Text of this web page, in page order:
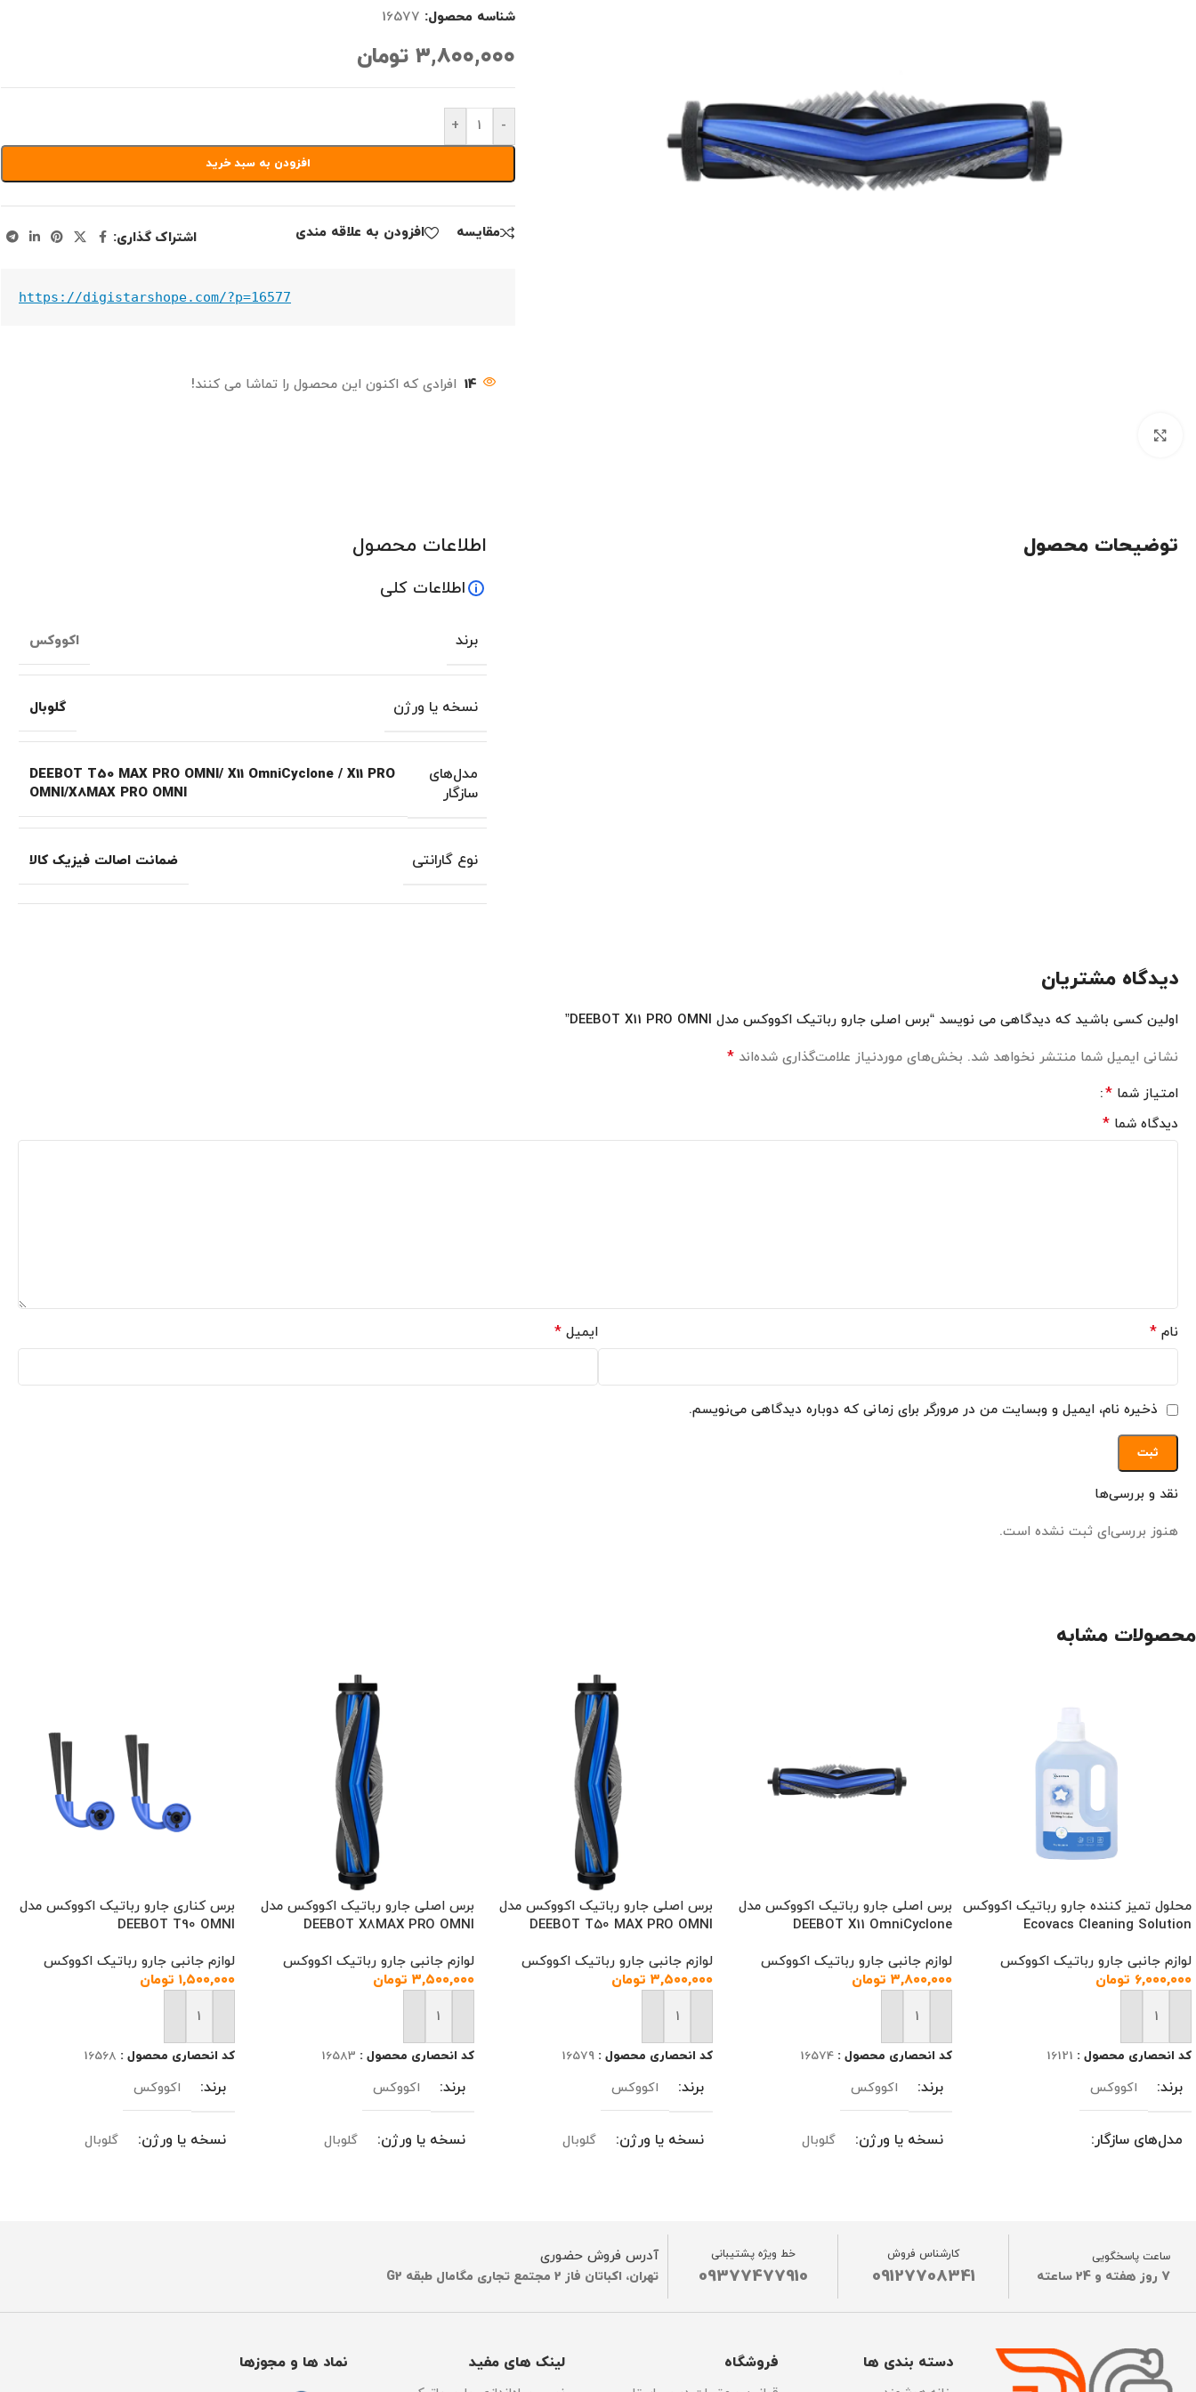
شناسه محصول: 16577
۳,۸۰۰,۰۰۰ تومان
-
+
افزودن به سبد خرید
مقايسه افزودن به علاقه مندی اشتراک گذاری:
https://digistarshope.com/?p=16577
14 افرادی که اکنون این محصول را تماشا می کنند!
توضیحات محصول اطلاعات محصول
اطلاعات کلی
برند اکووکس
نسخه یا ورژن گلوبال
مدل‌های
سازگار
DEEBOT T50 MAX PRO OMNI/ X11 OmniCyclone / X11 PRO
OMNI/X8MAX PRO OMNI
نوع گارانتی ضمانت اصالت فیزیک کالا
دیدگاه مشتریان
نقد و بررسی‌ها
هنوز بررسی‌ای ثبت نشده است.
اولین کسی باشید که دیدگاهی می نویسد “برس اصلی جارو رباتیک اکووکس مدل DEEBOT X11 PRO OMNI”
نشانی ایمیل شما منتشر نخواهد شد. بخش‌های موردنیاز علامت‌گذاری شده‌اند *
امتیاز شما *
دیدگاه شما *
نام * ایمیل *
ذخیره نام، ایمیل و وبسایت من در مرورگر برای زمانی که دوباره دیدگاهی می‌نویسم.
محصولات مشابه
محلول تمیز کننده جارو رباتیک اکووکس
Ecovacs Cleaning Solution
لوازم جانبی جارو رباتیک اکووکس
۶,۰۰۰,۰۰۰ تومان
افزودن به سبد خرید
کد انحصاری محصول : 16121
برند اکووکس
مدل‌های سازگار
ظرفیت 1 لیتر
نوع گارانتی
برس اصلی جارو رباتیک اکووکس مدل
DEEBOT X11 OmniCyclone
لوازم جانبی جارو رباتیک اکووکس
۳,۸۰۰,۰۰۰ تومان
افزودن به سبد خرید
کد انحصاری محصول : 16574
برند اکووکس
نسخه یا ورژن گلوبال
DEEBOT T50 MAX PRO OMNI/ X11
OmniCyclone / X11 PRO
OMNI/X8MAX PRO OMNI
ضمانت اصالت فیزیک کالا
برس اصلی جارو رباتیک اکووکس مدل
DEEBOT T50 MAX PRO OMNI
لوازم جانبی جارو رباتیک اکووکس
۳,۵۰۰,۰۰۰ تومان
افزودن به سبد خرید
کد انحصاری محصول : 16579
برند اکووکس
نسخه یا ورژن گلوبال
DEEBOT T50 MAX PRO OMNI/ X11
OmniCyclone / X11 PRO
OMNI/X8MAX PRO OMNI
ضمانت اصالت فیزیک کالا
برس اصلی جارو رباتیک اکووکس مدل
DEEBOT X8MAX PRO OMNI
لوازم جانبی جارو رباتیک اکووکس
۳,۵۰۰,۰۰۰ تومان
افزودن به سبد خرید
کد انحصاری محصول : 16583
برند اکووکس
نسخه یا ورژن گلوبال
OMNI/X8MAX PRO OMNI
ضمانت اصالت فیزیک کالا
برس کناری جارو رباتیک اکووکس مدل
DEEBOT T90 OMNI
لوازم جانبی جارو رباتیک اکووکس
۱,۵۰۰,۰۰۰ تومان
افزودن به سبد خرید
کد انحصاری محصول : 16568
برند اکووکس
نسخه یا ورژن گلوبال
ساعت پاسخگویی
7 روز هفته و 24 ساعته
کارشناس فروش
09127708341
خط ویژه پشتیبانی
09377477910
آدرس فروش حضوری
تهران، اکباتان فاز 2 مجتمع تجاری مگامال طبقه G2
دسته بندی ها فروشگاه لینک های مفید نماد ها و مجوزها